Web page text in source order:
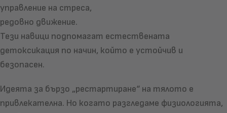
управление на стреса,
редовно движение.
Тези навици подпомагат естествената
детоксикация по начин, който е устойчив и
безопасен.
Идеята за бързо „рестартиране“ на тялото е
привлекателна. Но когато разгледаме физиологията,